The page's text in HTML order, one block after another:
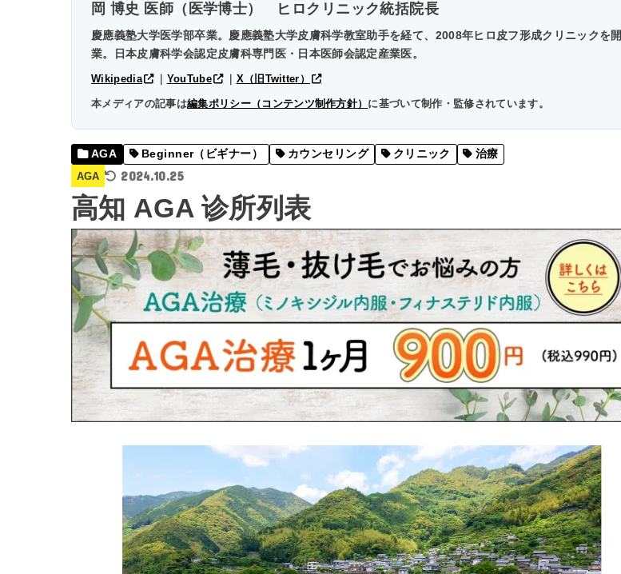
岡 博史 医師（医学博士） ヒロクリニック統括院長
慶應義塾大学医学部卒業。慶應義塾大学皮膚科学教室助手を経て、2008年ヒロ皮フ形成クリニックを開
業。日本皮膚科学会認定皮膚科専門医・日本医師会認定産業医。
Wikipedia YouTube X（旧Twitter）
本メディアの記事は編集ポリシー（コンテンツ制作方針） に基づいて制作・監修されています。
AGA Beginner（ビギナー） カウンセリング クリニック
治療
AGA
2024.10.25
高知 AGA 诊所列表